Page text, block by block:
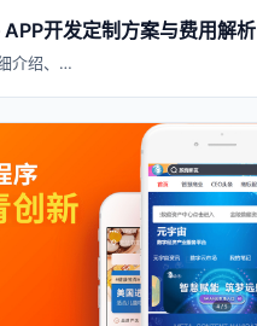
开发定制方案与费用解析
介绍、…